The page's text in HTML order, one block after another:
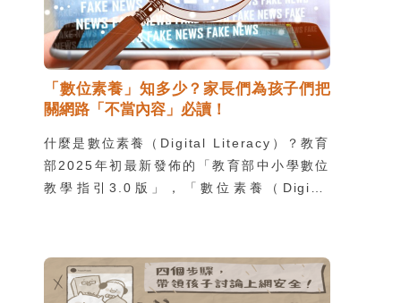
「數位素養」知多少？家長們為孩子們把
關網路「不當內容」必讀！
什麼是數位素養（Digital Literacy）？教育
部2025年初最新發佈的「教育部中小學數位
教學指引3.0版」，「數位素養（Digital
用數位工具，搜集、評估、應用資訊，進行溝
通合作、研究並解決問題，同時熟悉數位科技
概念與技能，適切的進行數位活動與創作。